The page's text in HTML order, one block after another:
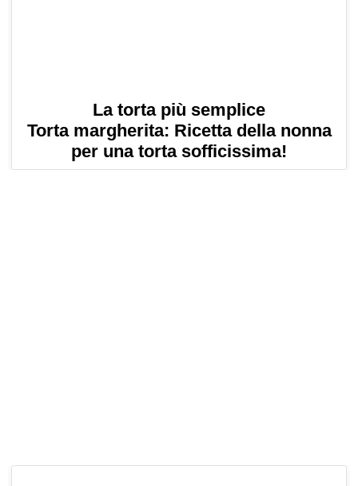
La torta più semplice
Torta margherita: Ricetta della nonna
per una torta sofficissima!